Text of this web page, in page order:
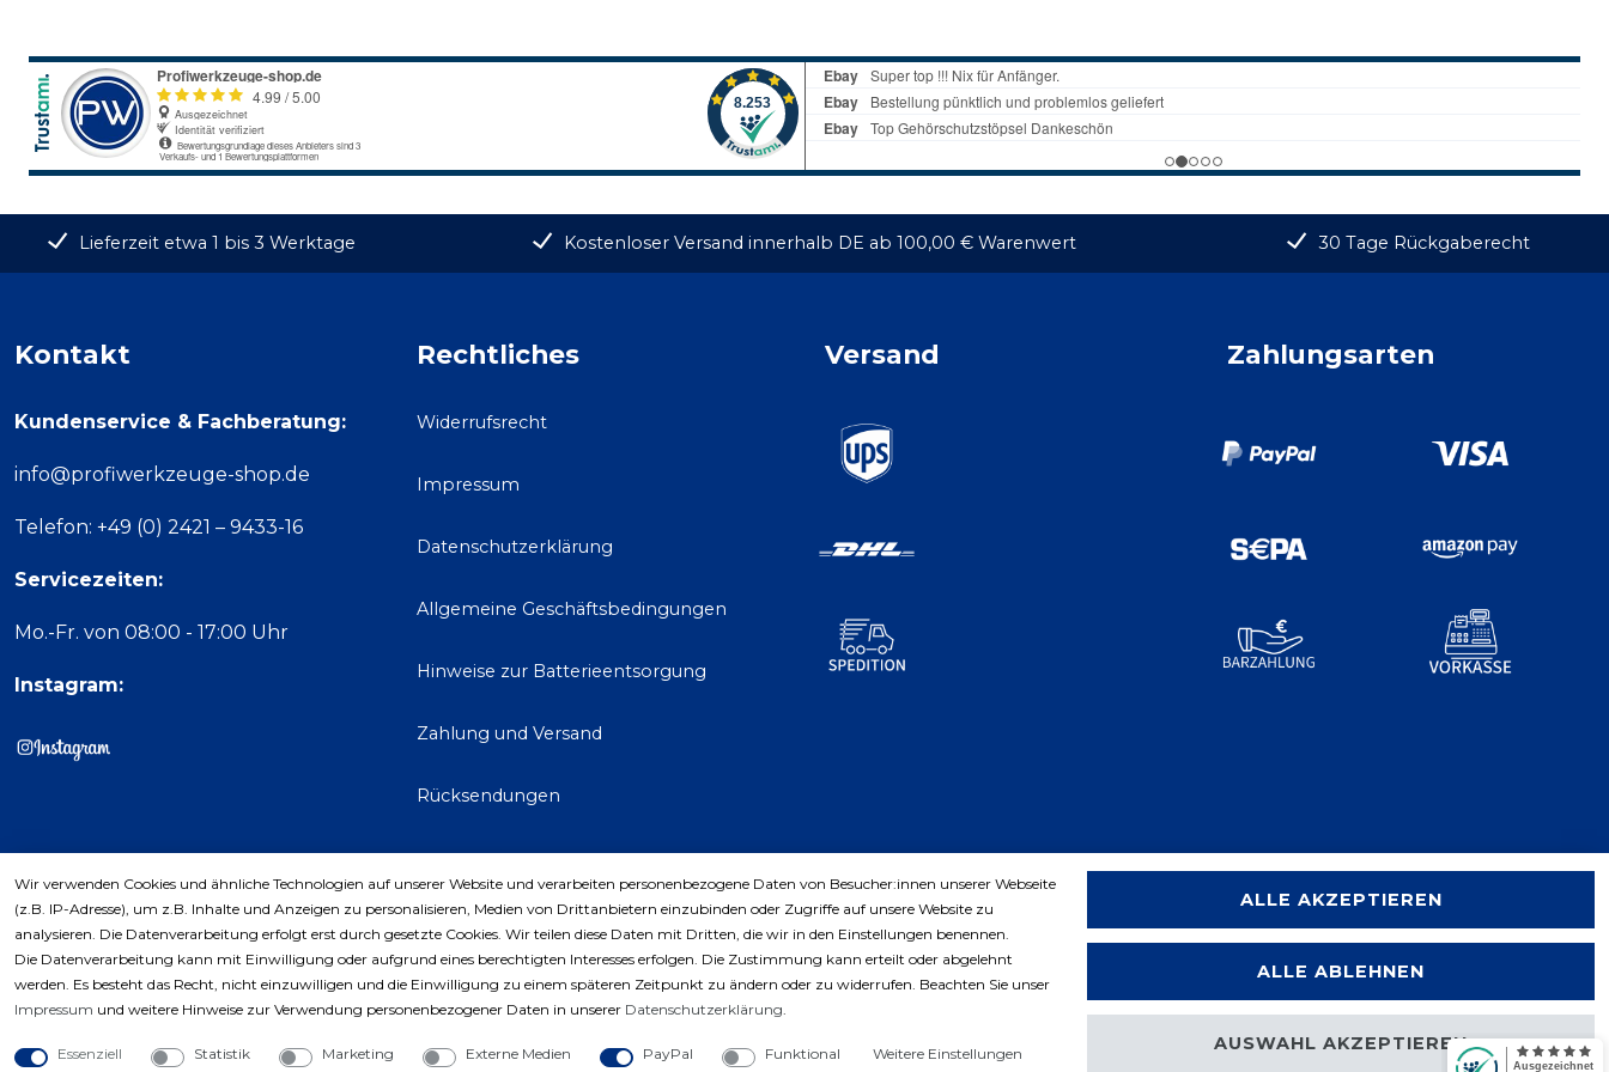
Lieferzeit etwa 1 bis 3 Werktage Kostenloser Versand innerhalb DE ab 100,00 € Warenwert 30 Tage Rückgaberecht
Kontakt
Kundenservice & Fachberatung:
info@profiwerkzeuge-shop.de
Telefon: +49 (0) 2421 – 9433-16
Servicezeiten:
Mo.-Fr. von 08:00 - 17:00 Uhr
Instagram:
Rechtliches
Widerrufsrecht
Impressum
Datenschutzerklärung
Allgemeine Geschäftsbedingungen
Hinweise zur Batterieentsorgung
Zahlung und Versand
Rücksendungen
Kaufvertrag widerrufen
Versand Zahlungsarten
Copyright © 2023 by Profiwerkzeuge-Shop. Alle Rechte vorbehalten.
Wir verwenden Cookies und ähnliche Technologien auf unserer Website und verarbeiten personenbezogene Daten von Besucher:innen unserer Webseite
(z.B. IP-Adresse), um z.B. Inhalte und Anzeigen zu personalisieren, Medien von Drittanbietern einzubinden oder Zugriffe auf unsere Website zu
analysieren. Die Datenverarbeitung erfolgt erst durch gesetzte Cookies. Wir teilen diese Daten mit Dritten, die wir in den Einstellungen benennen.
Die Datenverarbeitung kann mit Einwilligung oder aufgrund eines berechtigten Interesses erfolgen. Die Zustimmung kann erteilt oder abgelehnt
werden. Es besteht das Recht, nicht einzuwilligen und die Einwilligung zu einem späteren Zeitpunkt zu ändern oder zu widerrufen. Beachten Sie unser
Impressum und weitere Hinweise zur Verwendung personenbezogener Daten in unserer Daten­schutz­erklärung.
Essenziell Statistik Marketing Externe Medien PayPal Funktional Weitere Einstellungen
ALLE AKZEPTIEREN
ALLE ABLEHNEN
AUSWAHL AKZEPTIEREN